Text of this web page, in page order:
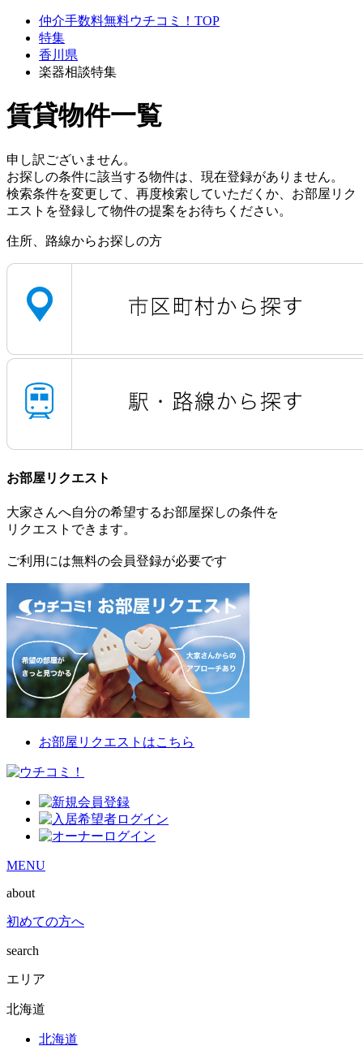
仲介手数料無料ウチコミ！TOP
特集
香川県
楽器相談特集
賃貸物件一覧
申し訳ございません。
お探しの条件に該当する物件は、現在登録がありません。
検索条件を変更して、再度検索していただくか、お部屋リク
エストを登録して物件の提案をお待ちください。
住所、路線からお探しの方
お部屋リクエスト
大家さんへ自分の希望するお部屋探しの条件を
リクエストできます。
ご利用には無料の会員登録が必要です
お部屋リクエストはこちら
MENU
about
初めての方へ
search
エリア
北海道
北海道